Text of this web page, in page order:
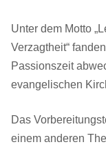
Unter dem Motto
Verzagtheit“
Passionszeit
evangelischen
Das
einem anderen